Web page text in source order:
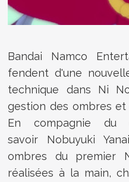
Bandai Namco
fendent d'une
technique dans Ni
gestion des ombres et
En compagnie du
savoir Nobuyuki
ombres du premier
réalisées à la main,